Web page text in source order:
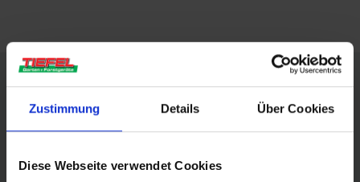
Zustimmung Details Über Cookies
Diese Webseite verwendet Cookies
Tiefel Garten + Forstgeräte
Wir bieten Verkauf, Reparaturen und einen Ersatzteil-